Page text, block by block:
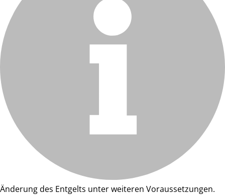
Änderung des Entgelts unter weiteren Voraussetzungen.